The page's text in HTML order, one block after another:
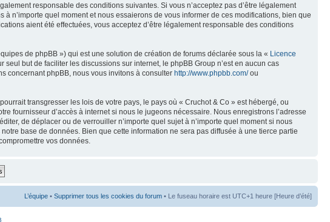
responsable des conditions suivantes. Si vous n’acceptez pas d’être légalement
n’importe quel moment et nous essaierons de vous informer de ces modifications, bien que
aient été effectuées, vous acceptez d’être légalement responsable des conditions
de phpBB ») qui est une solution de création de forums déclarée sous la « Licence
seul but de faciliter les discussions sur internet, le phpBB Group n’est en aucun cas
concernant phpBB, nous vous invitons à consulter http://www.phpbb.com/ou
transgresser les lois de votre pays, le pays où « Cruchot & Co » est hébergé, ou
fournisseur d’accès à internet si nous le jugeons nécessaire. Nous enregistrons l’adresse
de déplacer ou de verrouiller n’importe quel sujet à n’importe quel moment si nous
base de données. Bien que cette information ne sera pas diffusée à une tierce partie
vos données.
L’équipe • Supprimer tous les cookies du forum • Le fuseau horaire est UTC+1 heure [Heure d’été]